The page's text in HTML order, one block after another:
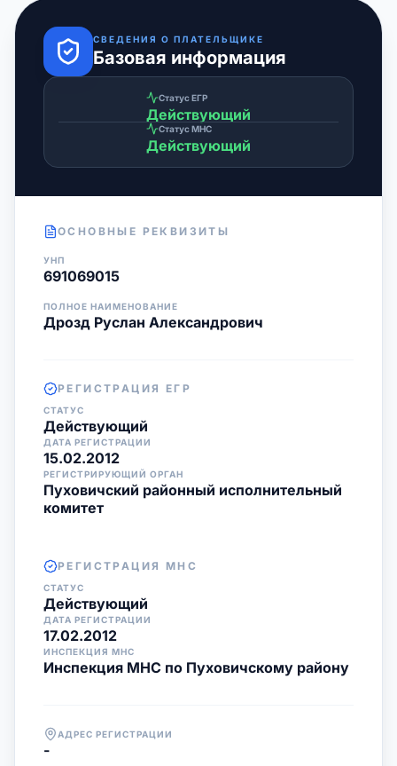
СВЕДЕНИЯ О ПЛАТЕЛЬЩИКЕ
Базовая информация
Статус ЕГР
Действующий
Статус МНС
Действующий
ОСНОВНЫЕ РЕКВИЗИТЫ
УНП
691069015
ПОЛНОЕ НАИМЕНОВАНИЕ
Дрозд Руслан Александрович
РЕГИСТРАЦИЯ ЕГР
СТАТУС
Действующий
ДАТА РЕГИСТРАЦИИ
15.02.2012
РЕГИСТРИРУЮЩИЙ ОРГАН
Пуховичский районный исполнительный
комитет
РЕГИСТРАЦИЯ МНС
СТАТУС
Действующий
ДАТА РЕГИСТРАЦИИ
17.02.2012
ИНСПЕКЦИЯ МНС
Инспекция МНС по Пуховичскому району
АДРЕС РЕГИСТРАЦИИ
-